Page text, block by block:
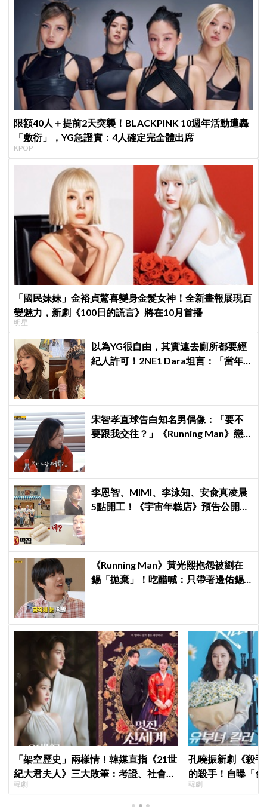
限額40人＋提前2天突襲！BLACKPINK 10週年活動遭轟
「敷衍」，YG急證實：4人確定完全體出席
KPOP
「國民妹妹」金裕貞驚喜變身金髮女神！全新畫報展現百
變魅力，新劇《100日的謊言》將在10月首播
明星
以為YG很自由，其實連去廁所都要經
紀人許可！2NE1 Dara坦言：「當年
宋智孝直球告白知名男偶像：「要不
要跟我交往？」《Running Man》戀
李恩智、MIMI、李泳知、安兪真凌晨
5點開工！《宇宙年糕店》預告公開，
《Running Man》黃光熙抱怨被劉在
錫「拋棄」！吃醋喊：只帶著邊佑錫
「架空歷史」兩樣情！韓媒直指《21世
紀大君夫人》三大敗筆：考證、社會
觀、女性敘事全垮！讚《我的王室死對
韓劇
孔曉振新劇《殺
的殺手！自曝「
小很多XD
韓劇